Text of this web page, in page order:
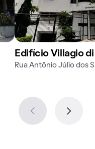
Edifício Villagio di
Rua Antônio Júlio dos